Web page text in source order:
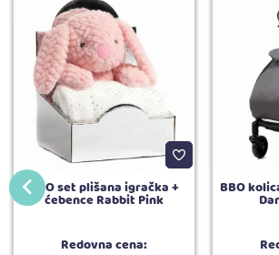
BBO set plišana igračka +
ćebence Rabbit Pink
Redovna cena:
BBO